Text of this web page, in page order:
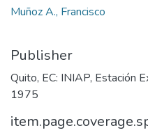
Muñoz A., Francisco
Publisher
Quito, EC: INIAP, Estación
1975